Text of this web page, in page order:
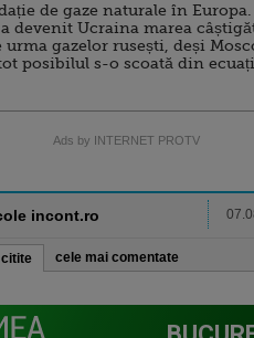
de gaze naturale în Europa.
devenit Ucraina marea
urma gazelor rusești, deși
posibilul s-o scoată din
Ads by INTERNET PROTV
incont.ro
cele mai comentate